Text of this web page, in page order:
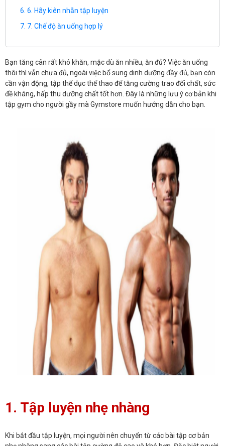
6. Hãy kiên nhẫn tập luyện
7. Chế độ ăn uống hợp lý
Bạn tăng cân rất khó khăn, mặc dù ăn nhiều, ăn đủ? Việc ăn uống
thôi thì vẫn chưa đủ, ngoài việc bổ sung dinh dưỡng đầy đủ, bạn còn
cần vận động, tập thể dục thể thao để tăng cường trao đổi chất, sức
đề kháng, hấp thu dưỡng chất tốt hơn. Đây là những lưu ý cơ bản khi
tập gym cho người gầy mà Gymstore muốn hướng dẫn cho bạn.
1. Tập luyện nhẹ nhàng
Khi bắt đầu tập luyện, mọi người nên chuyển từ các bài tập cơ bản